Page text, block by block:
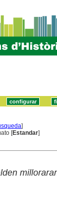
]
[Estandar]